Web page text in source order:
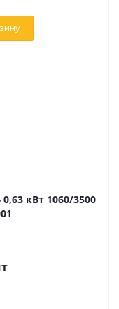
кВт 1060/3500